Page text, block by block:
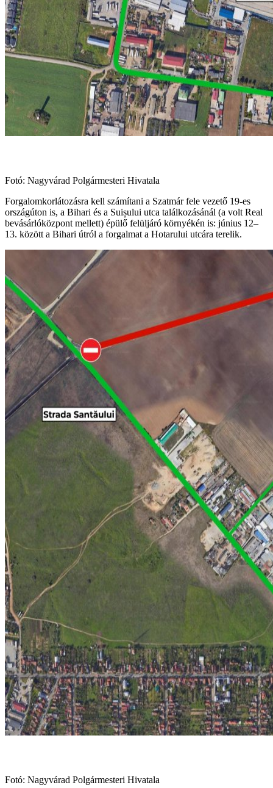
Fotó: Nagyvárad Polgármesteri Hivatala
Forgalomkorlátozásra kell számítani a Szatmár fele vezető 19-es
országúton is, a Bihari és a Suișului utca találkozásánál (a volt Real
bevásárlóközpont mellett) épülő felüljáró környékén is: június 12–
13. között a Bihari útról a forgalmat a Hotarului utcára terelik.
Fotó: Nagyvárad Polgármesteri Hivatala